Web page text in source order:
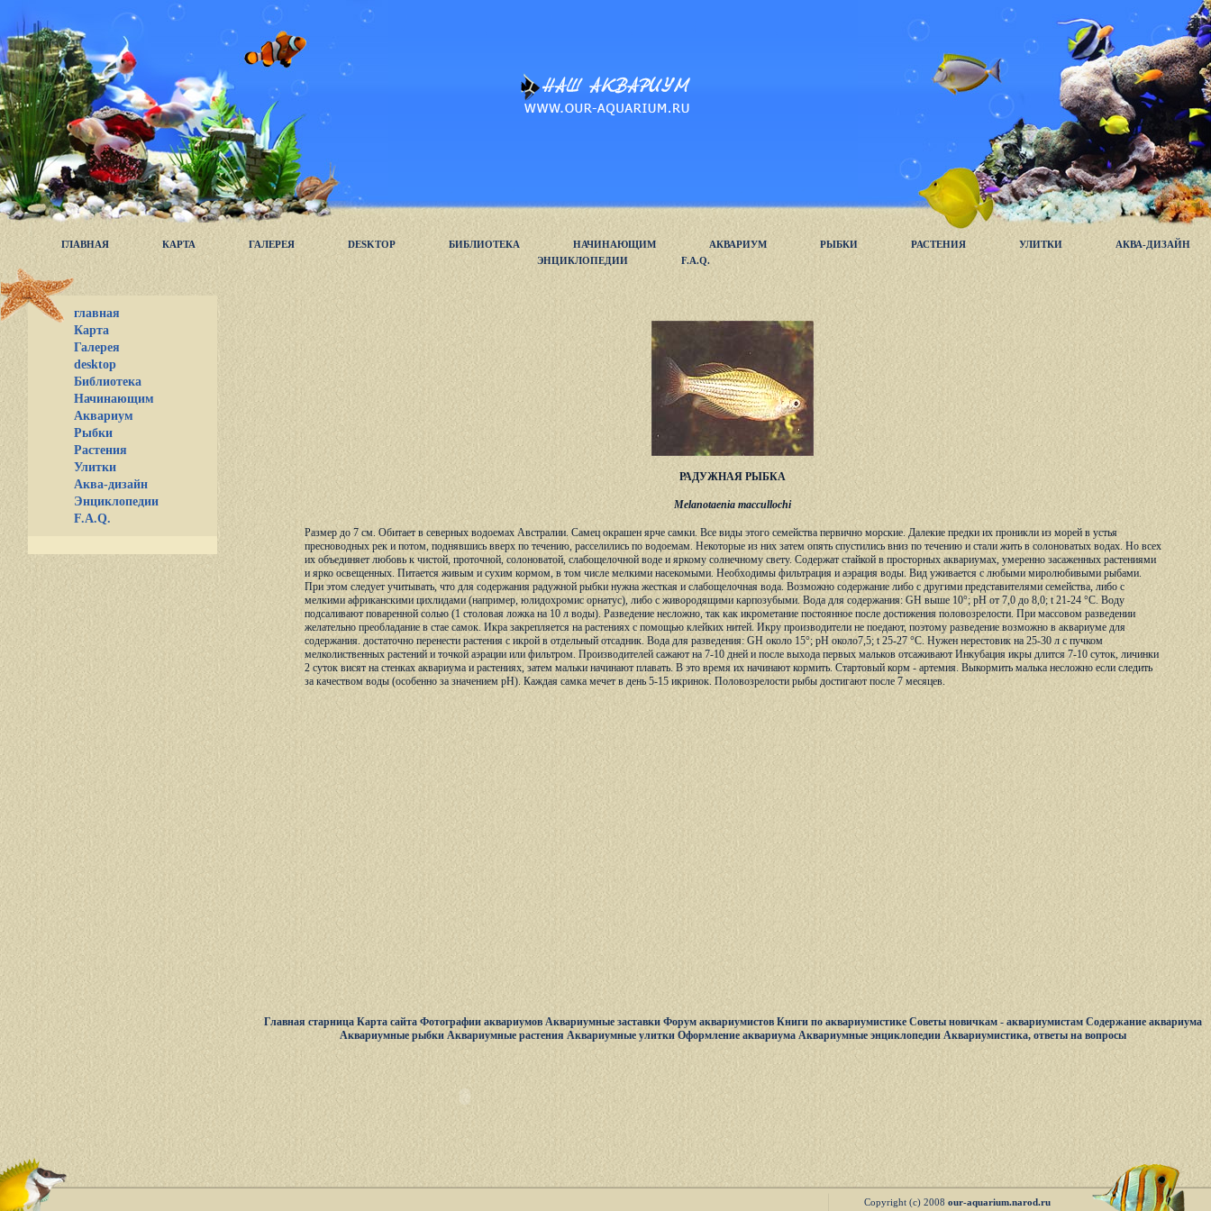
ГЛАВНАЯ КАРТА ГАЛЕРЕЯ DESKTOP БИБЛИОТЕКА НАЧИНАЮЩИМ АКВАРИУМ РЫБКИ РАСТЕНИЯ УЛИТКИ
АКВА-ДИЗАЙН
ЭНЦИКЛОПЕДИИ
F.A.Q.
главная
Карта
Галерея
desktop
Библиотека
Начинающим
Аквариум
Рыбки
Растения
Улитки
Аква-дизайн
Энциклопедии
F.A.Q.
РАДУЖНАЯ РЫБКА
Melanotaenia maccullochi
Размер до 7 см. Обитает в северных водоемах Австралии. Самец окрашен ярче самки. Все виды этого семейства первично морские. Далекие предки их проникли из морей в устья
пресноводных рек и потом, поднявшись вверх по течению, расселились по водоемам. Некоторые из них затем опять спустились вниз по течению и стали жить в солоноватых водах. Но всех
их объединяет любовь к чистой, проточной, солоноватой, слабощелочной воде и яркому солнечному свету. Содержат стайкой в просторных аквариумах, умеренно засаженных растениями
и ярко освещенных. Питается живым и сухим кормом, в том числе мелкими насекомыми. Необходимы фильтрация и аэрация воды. Вид уживается с любыми миролюбивыми рыбами.
При этом следует учитывать, что для содержания радужной рыбки нужна жесткая и слабощелочная вода. Возможно содержание либо с другими представителями семейства, либо с
мелкими африканскими цихлидами (например, юлидохромис орнатус), либо с живородящими карпозубыми. Вода для содержания: GH выше 10°; pH от 7,0 до 8,0; t 21-24 °С. Воду
подсаливают поваренной солью (1 столовая ложка на 10 л воды). Разведение несложно, так как икрометание постоянное после достижения половозрелости. При массовом разведении
желательно преобладание в стае самок. Икра закрепляется на растениях с помощью клейких нитей. Икру производители не поедают, поэтому разведение возможно в аквариуме для
содержания. достаточно перенести растения с икрой в отдельный отсадник. Вода для разведения: GH около 15°; pH около7,5; t 25-27 °С. Нужен нерестовик на 25-30 л с пучком
мелколиственных растений и точкой аэрации или фильтром. Производителей сажают на 7-10 дней и после выхода первых мальков отсаживают Инкубация икры длится 7-10 суток, личинки
2 суток висят на стенках аквариума и растениях, затем мальки начинают плавать. В это время их начинают кормить. Стартовый корм - артемия. Выкормить малька несложно если следить
за качеством воды (особенно за значением рН). Каждая самка мечет в день 5-15 икринок. Половозрелости рыбы достигают после 7 месяцев.
Главная старница Карта сайта Фотографии аквариумов Аквариумные заставки Форум аквариумистов Книги по аквариумистике Советы новичкам - аквариумистам Содержание аквариума
Аквариумные рыбки Аквариумные растения Аквариумные улитки Оформление аквариума Аквариумные энциклопедии Аквариумистика, ответы на вопросы
Copyright (c) 2008 our-aquarium.narod.ru